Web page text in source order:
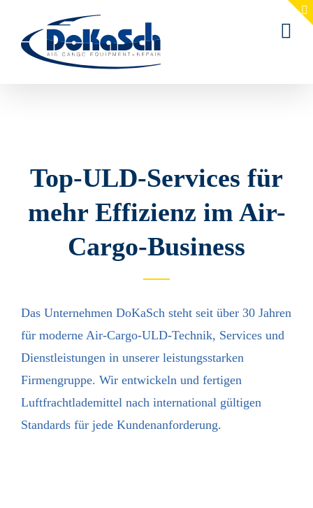
Inhalt
springen
Top-ULD-Services für
mehr Effizienz im Air-
Cargo-Business
Das Unternehmen DoKaSch steht seit über 30 Jahren
für moderne Air-Cargo-ULD-Technik, Services und
Dienstleistungen in unserer leistungsstarken
Firmengruppe. Wir entwickeln und fertigen
Luftfrachtlademittel nach international gültigen
Standards für jede Kunden­anforderung.